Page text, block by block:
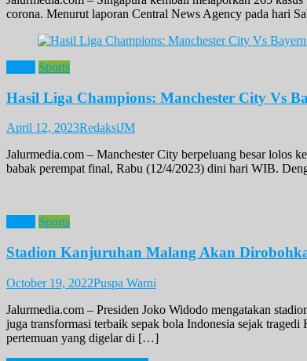
corona. Menurut laporan Central News Agency pada hari
Sports
Hasil Liga Champions: Manchester City Vs
April 12, 2023RedaksiJM
Jalurmedia.com – Manchester City berpeluang besar lolos
babak perempat final, Rabu (12/4/2023) dini hari WIB.
Sports
Stadion Kanjuruhan Malang Akan
October 19, 2022Puspa Warni
Jalurmedia.com – Presiden Joko Widodo mengatakan
juga transformasi terbaik sepak bola Indonesia sejak
pertemuan yang digelar di […]